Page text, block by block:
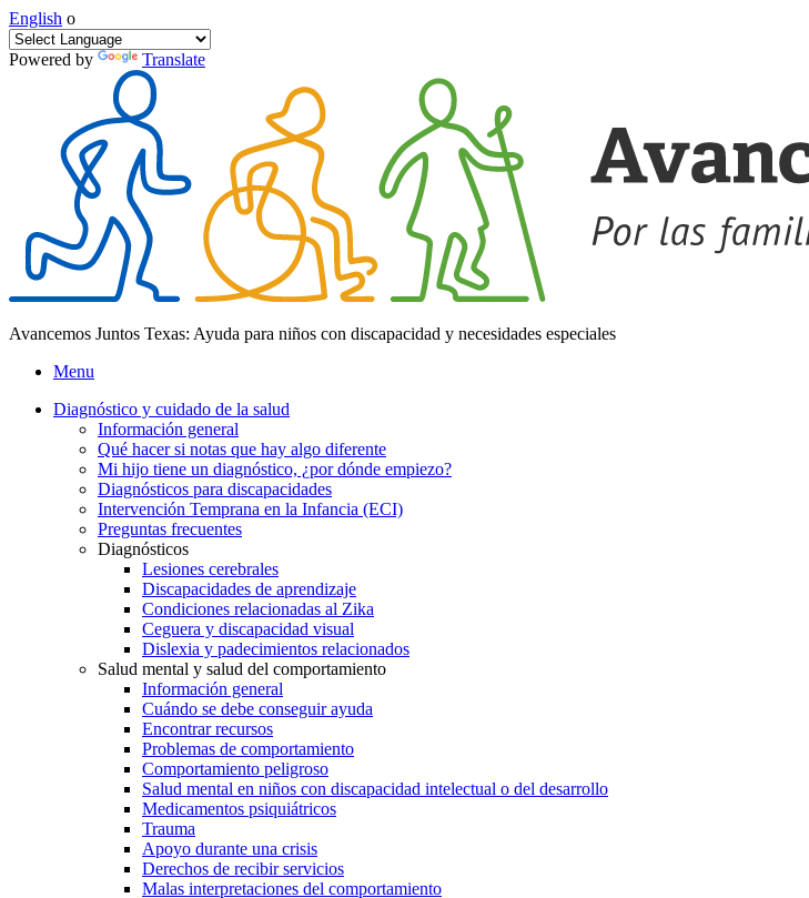
English o
Powered by Translate
Avancemos Juntos Texas: Ayuda para niños con discapacidad y necesidades especiales
Menu
Diagnóstico y cuidado de la salud
Información general
Qué hacer si notas que hay algo diferente
Mi hijo tiene un diagnóstico, ¿por dónde empiezo?
Diagnósticos para discapacidades
Intervención Temprana en la Infancia (ECI)
Preguntas frecuentes
Diagnósticos
Lesiones cerebrales
Discapacidades de aprendizaje
Condiciones relacionadas al Zika
Ceguera y discapacidad visual
Dislexia y padecimientos relacionados
Salud mental y salud del comportamiento
Información general
Cuándo se debe conseguir ayuda
Encontrar recursos
Problemas de comportamiento
Comportamiento peligroso
Salud mental en niños con discapacidad intelectual o del desarrollo
Medicamentos psiquiátricos
Trauma
Apoyo durante una crisis
Derechos de recibir servicios
Malas interpretaciones del comportamiento